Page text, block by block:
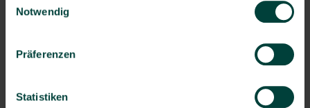
Notwendig
Präferenzen
Statistiken